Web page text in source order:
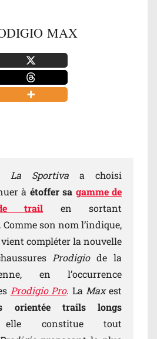
MAX
La Sportiva a choisi
à étoffer sa gamme de
trail en sortant
Comme son nom l’indique,
vient compléter la nouvelle
Prodigiode la
en l’occurrence
Prodigio Pro. La Maxest
orientée trails longs
constitue tout